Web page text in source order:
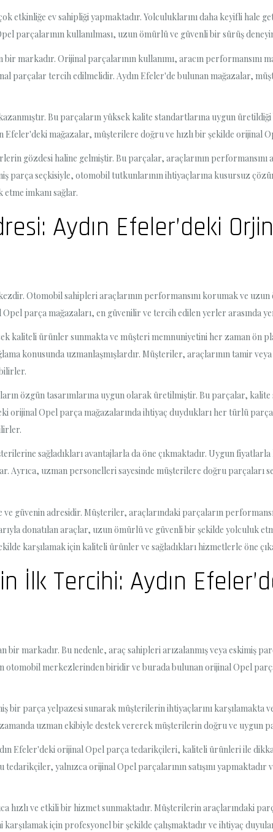
etkinliğe ev sahipliği yapmaktadır. Yolculuklarını daha keyifli hale
parçalarının kullanılması, uzun ömürlü ve güvenli bir sürüş
markadır. Orijinal parçalarının kullanımı, aracın performansını
parçalar tercih edilmelidir. Aydın Efeler'de bulunan mağazalar,
Bu parçaların yüksek kalite standartlarına uygun
Efeler'deki mağazalar, müşterilere doğru ve hızlı bir şekilde orijinal
gözdesi haline gelmiştir. Bu parçalar, araçlarının performansını
parça seçkisiyle, otomobil tutkunlarının ihtiyaçlarına kusursuz
imkanı sağlar.
Aydın Efeler’deki
Otomobil sahipleri araçlarının performansını korumak ve
parça mağazaları, en güvenilir ve tercih edilen yerler arasında
kaliteli ürünler sunmakta ve müşteri memnuniyetini her zaman ön
konusunda uzmanlaşmışlardır. Müşteriler, araçlarının tamir
özgün tasarımlarına uygun olarak üretilmiştir. Bu parçalar,
orijinal Opel parça mağazalarında ihtiyaç duydukları her türlü
sağladıkları avantajlarla da öne çıkmaktadır. Uygun
Ayrıca, uzman personelleri sayesinde müşterilere doğru parçaları
güvenin adresidir. Müşteriler, araçlarındaki parçaların
donatılan araçlar, uzun ömürlü ve güvenli bir şekilde yolculuk
karşılamak için kaliteli ürünler ve sağladıkları hizmetlerle öne
İlk Tercihi: Aydın
markadır. Bu nedenle, araç sahipleri arızalanmış veya eskimiş
otomobil merkezlerinden biridir ve burada bulunan orijinal Opel
bir parça yelpazesi sunarak müşterilerin ihtiyaçlarını karşılamakta
uzman ekibiyle destek vererek müşterilerin doğru ve uygun
Efeler'deki orijinal Opel parça tedarikçileri, kaliteli ürünleri ile
tedarikçiler, yalnızca orijinal Opel parçalarının satışını
hızlı ve etkili bir hizmet sunmaktadır. Müşterilerin araçlarındaki
için profesyonel bir şekilde çalışmaktadır ve ihtiyaç